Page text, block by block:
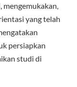
mengemukakan,
yang telah
persiapkan
studi di